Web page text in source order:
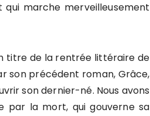
marche merveilleusement
titre de la rentrée littéraire de
son précédent roman, Grâce,
son dernier-né. Nous avons
par la mort, qui gouverne sa